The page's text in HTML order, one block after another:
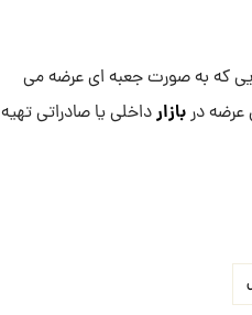
که به صورت جعبه ای عرضه می
دربازارداخلی یا صادراتی تهیه